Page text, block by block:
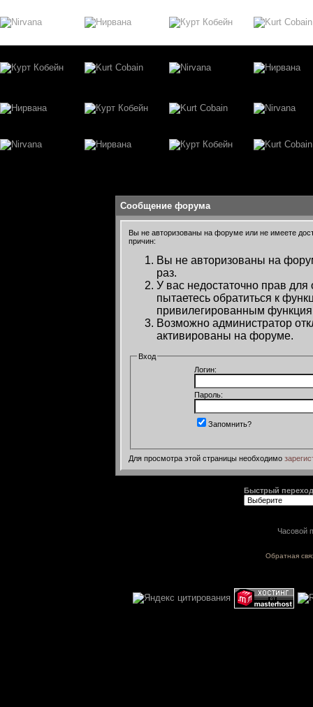
Сообщение форума
Вы не авторизованы на форуме или не имеете
причин:
Вы не авторизованы на
раз.
У вас недостаточно прав
пытаетесь обратиться к
привилегированным
Возможно администратор
активированы на форуме.
Вход
Логин:
Пароль:
Запомнить?
Для просмотра этой страницы необходимо
Быстрый переход
Часовой
Обратная